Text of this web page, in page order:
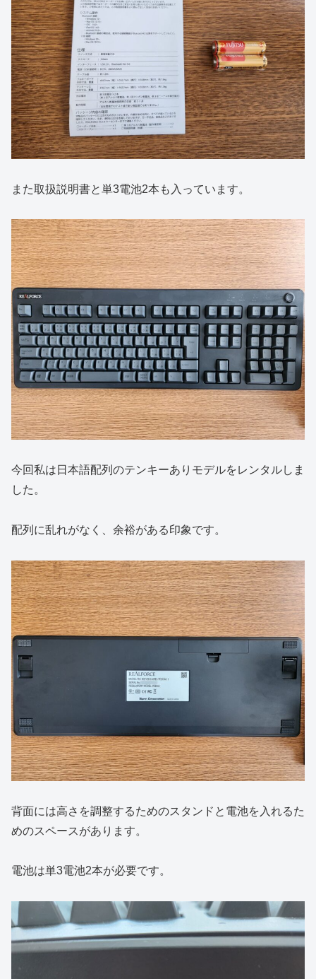
また取扱説明書と単3電池2本も入っています。
今回私は日本語配列のテンキーありモデルをレンタルしま
した。
配列に乱れがなく、余裕がある印象です。
背面には高さを調整するためのスタンドと電池を入れるた
めのスペースがあります。
電池は単3電池2本が必要です。